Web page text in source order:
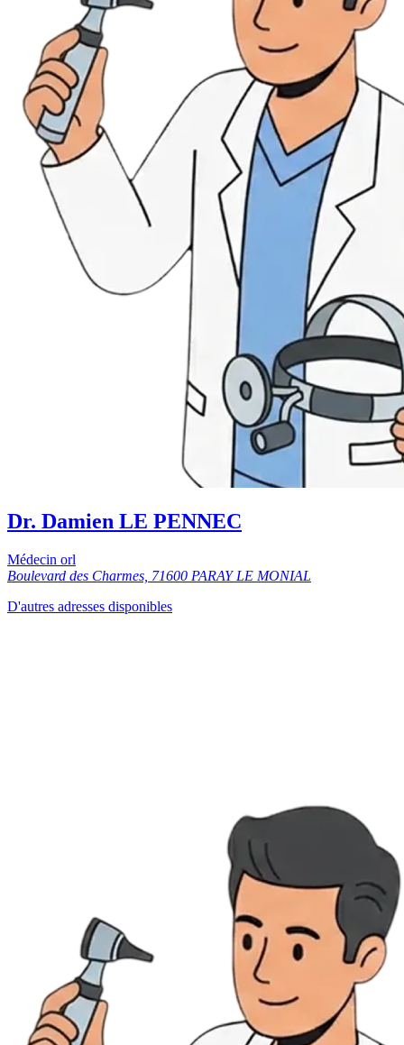
Dr. Damien LE PENNEC
Médecin orl
Boulevard des Charmes, 71600 PARAY LE MONIAL
D'autres adresses disponibles